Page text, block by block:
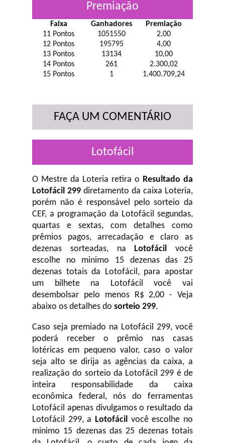
Premiação
Faixa Ganhadores
Premiação
11 Pontos
1051550
2,00
12 Pontos
195795
4,00
13 Pontos
13134
10,00
14 Pontos
261
2.300,02
15 Pontos
1 1.400.709,24
FAÇA UM COMENTÁRIO
Lotofácil
O Mestre da Loteria retira o Resultado da
Lotofácil 299 diretamento da caixa Loteria,
porém não é responsável pelo sorteio da
CEF, a programação da Lotofácil segundas,
quartas e sextas, com detalhes como
prêmios pagos, arrecadação e claro as
dezenas sorteadas, na Lotofácil você
escolhe no minimo 15 dezenas das 25
dezenas totais da Lotofácil, para apostar
um bilhete na Lotofácil você vai
desembolsar pelo menos R$ 2,00 - Veja
abaixo os detalhes do sorteio 299.
Caso seja premiado na Lotofácil 299, você
poderá receber o prêmio nas casas
lotéricas em pequeno valor, caso o valor
seja alto se dirija as agências da caixa, a
realização do sorteio da Lotofácil 299 é de
inteira responsabilidade da caixa
econômica federal, nós do ferramentas
Lotofácil apenas divulgamos o resultado da
Lotofácil 299, a Lotofácil você escolhe no
minimo 15 dezenas das 25 dezenas totais